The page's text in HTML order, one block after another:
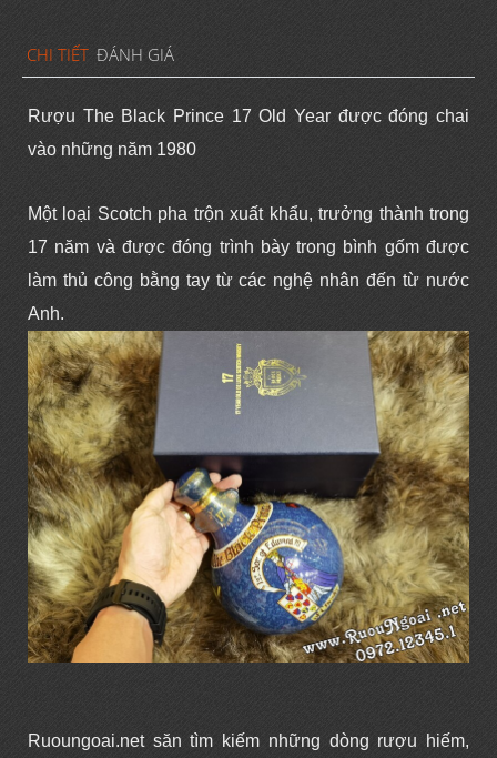
CHI TIẾT ĐÁNH GIÁ
Rượu The Black Prince 17 Old Year được đóng chai
vào những năm 1980
Một loại Scotch pha trộn xuất khẩu, trưởng thành trong
17 năm và được đóng trình bày trong bình gốm được
làm thủ công bằng tay từ các nghệ nhân đến từ nước
Anh.
Ruoungoai.net săn tìm kiếm những dòng rượu hiếm,